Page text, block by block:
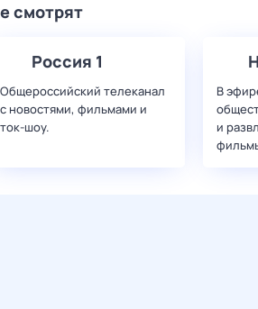
смотрят
Россия 1
Общероссийский телеканал
с новостями, фильмами и
ток-шоу.
В
и